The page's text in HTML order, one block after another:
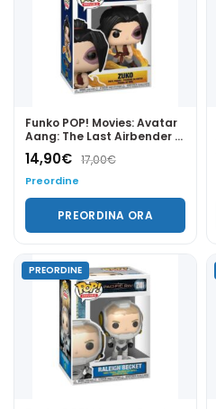
Funko POP! Movies: Avatar
Aang: The Last Airbender -
Zuko 2110
14,90€ 17,00€
Preordine
PREORDINA ORA
PREORDINE